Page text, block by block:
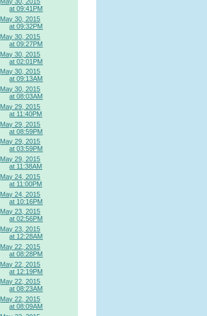
at 09:41PM
May 30, 2015
at 09:32PM
May 30, 2015
at 09:27PM
May 30, 2015
at 02:01PM
May 30, 2015
at 09:13AM
May 30, 2015
at 08:03AM
May 29, 2015
at 11:40PM
May 29, 2015
at 08:59PM
May 29, 2015
at 03:59PM
May 29, 2015
at 11:38AM
May 24, 2015
at 11:00PM
May 24, 2015
at 10:16PM
May 23, 2015
at 02:56PM
May 23, 2015
at 12:28AM
May 22, 2015
at 08:28PM
May 22, 2015
at 12:19PM
May 22, 2015
at 08:23AM
May 22, 2015
at 08:09AM